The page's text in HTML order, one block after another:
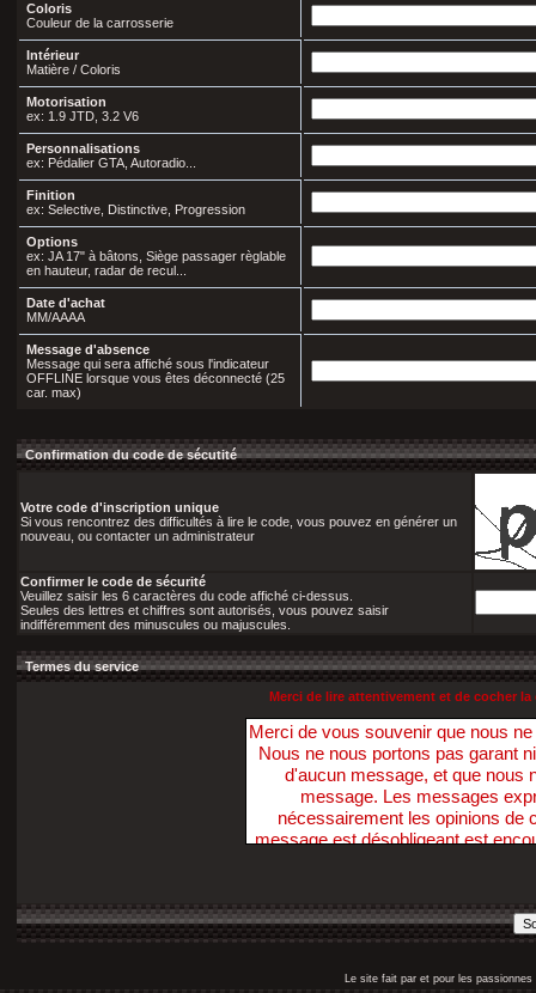
Coloris
Couleur de la carrosserie
Intérieur
Matière / Coloris
Motorisation
ex: 1.9 JTD, 3.2 V6
Personnalisations
ex: Pédalier GTA, Autoradio...
Finition
ex: Selective, Distinctive, Progression
Options
ex: JA 17" à bâtons, Siège passager règlable
en hauteur, radar de recul...
Date d'achat
MM/AAAA
Message d'absence
Message qui sera affiché sous l'indicateur
OFFLINE lorsque vous êtes déconnecté (25
car. max)
Confirmation du code de sécutité
Votre code d'inscription unique
Si vous rencontrez des difficultés à lire le code, vous pouvez en générer un
nouveau, ou contacter un administrateur
Confirmer le code de sécurité
Veuillez saisir les 6 caractères du code affiché ci-dessus.
Seules des lettres et chiffres sont autorisés, vous pouvez saisir
indifféremment des minuscules ou majuscules.
Termes du service
Merci de lire attentivement et de cocher
Merci de vous souvenir que nous
Nous ne nous portons pas garant
d'aucun message, et que nous
message. Les messages
nécessairement les opinions de
message est désobligeant est
pas ces Forums pour poster
diffamatoire, inexacte, abusive,
Le site fait par et pour les